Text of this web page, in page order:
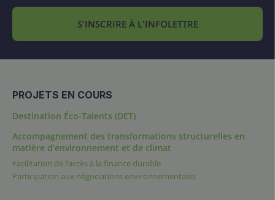
S'INSCRIRE À L'INFOLETTRE
PROJETS EN COURS
Destination Éco-Talents (DET)
Accompagnement des transformations structurelles en
matière d’environnement et de climat
Facilitation de l’accès à la finance durable
Participation aux négociations environnementales